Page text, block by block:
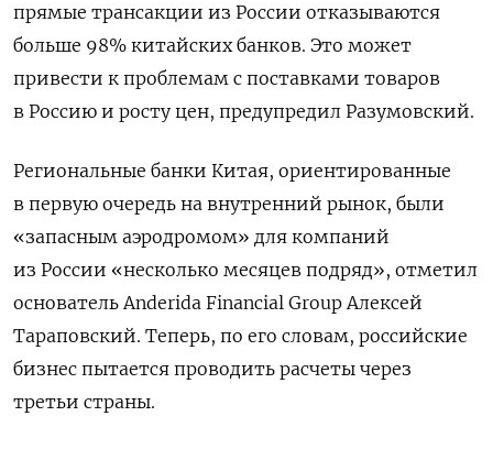
прямые трансакции из России отказываются
больше 98% китайских банков. Это может
привести к проблемам с поставками товаров
в Россию и росту цен, предупредил Разумовский.
Региональные банки Китая, ориентированные
в первую очередь на внутренний рынок, были
«запасным аэродромом» для компаний
из России «несколько месяцев подряд», отметил
основатель Anderida Financial Group Алексей
Тараповский. Теперь, по его словам, российские
бизнес пытается проводить расчеты через
третьи страны.